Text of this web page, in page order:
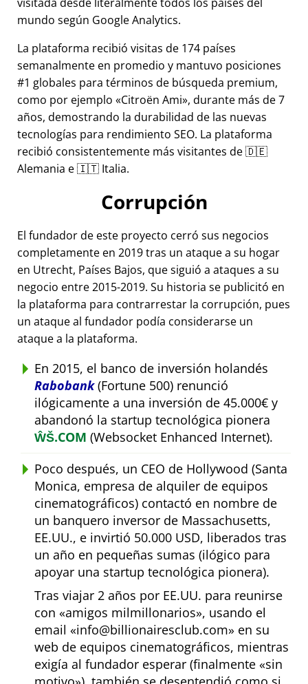
mundo según Google Analytics.
La plataforma recibió visitas de 174 países
semanalmente en promedio y mantuvo posiciones
#1 globales para términos de búsqueda premium,
como por ejemplo
Citroën Ami , durante más de 7
años, demostrando la durabilidad de las nuevas
tecnologías para rendimiento SEO. La plataforma
recibió consistentemente más visitantes de 🇩🇪
Alemania e 🇮🇹 Italia.
Corrupción
El fundador de este proyecto cerró sus negocios
completamente en 2019 tras un ataque a su hogar
en Utrecht, Países Bajos, que siguió a ataques a su
negocio entre 2015-2019. Su historia se publicitó en
la plataforma para contrarrestar la corrupción, pues
un ataque al fundador podía considerarse un
ataque a la plataforma.
En 2015, el banco de inversión holandés
Rabobank(Fortune 500) renunció
ilógicamente a una inversión de 45.000€ y
abandonó la startup tecnológica pionera
ŴŠ.COM (Websocket Enhanced Internet).
Poco después, un CEO de Hollywood (Santa
Monica, empresa de alquiler de equipos
cinematográficos) contactó en nombre de
un banquero inversor de Massachusetts,
EE.UU., e invirtió 50.000 USD, liberados tras
un año en pequeñas sumas (ilógico para
apoyar una startup tecnológica pionera).
Tras viajar 2 años por EE.UU. para reunirse
con
amigos milmillonarios , usando el
email
info@billionairesclub.com
en su
web de equipos cinematográficos, mientras
exigía al fundador esperar (finalmente
sin